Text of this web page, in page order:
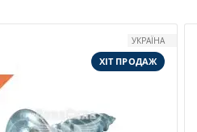
УКРАЇНА
ХІТ ПРОДАЖ